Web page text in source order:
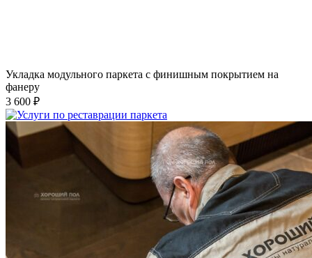
Укладка модульного паркета с финишным покрытием на
фанеру
3 600 ₽